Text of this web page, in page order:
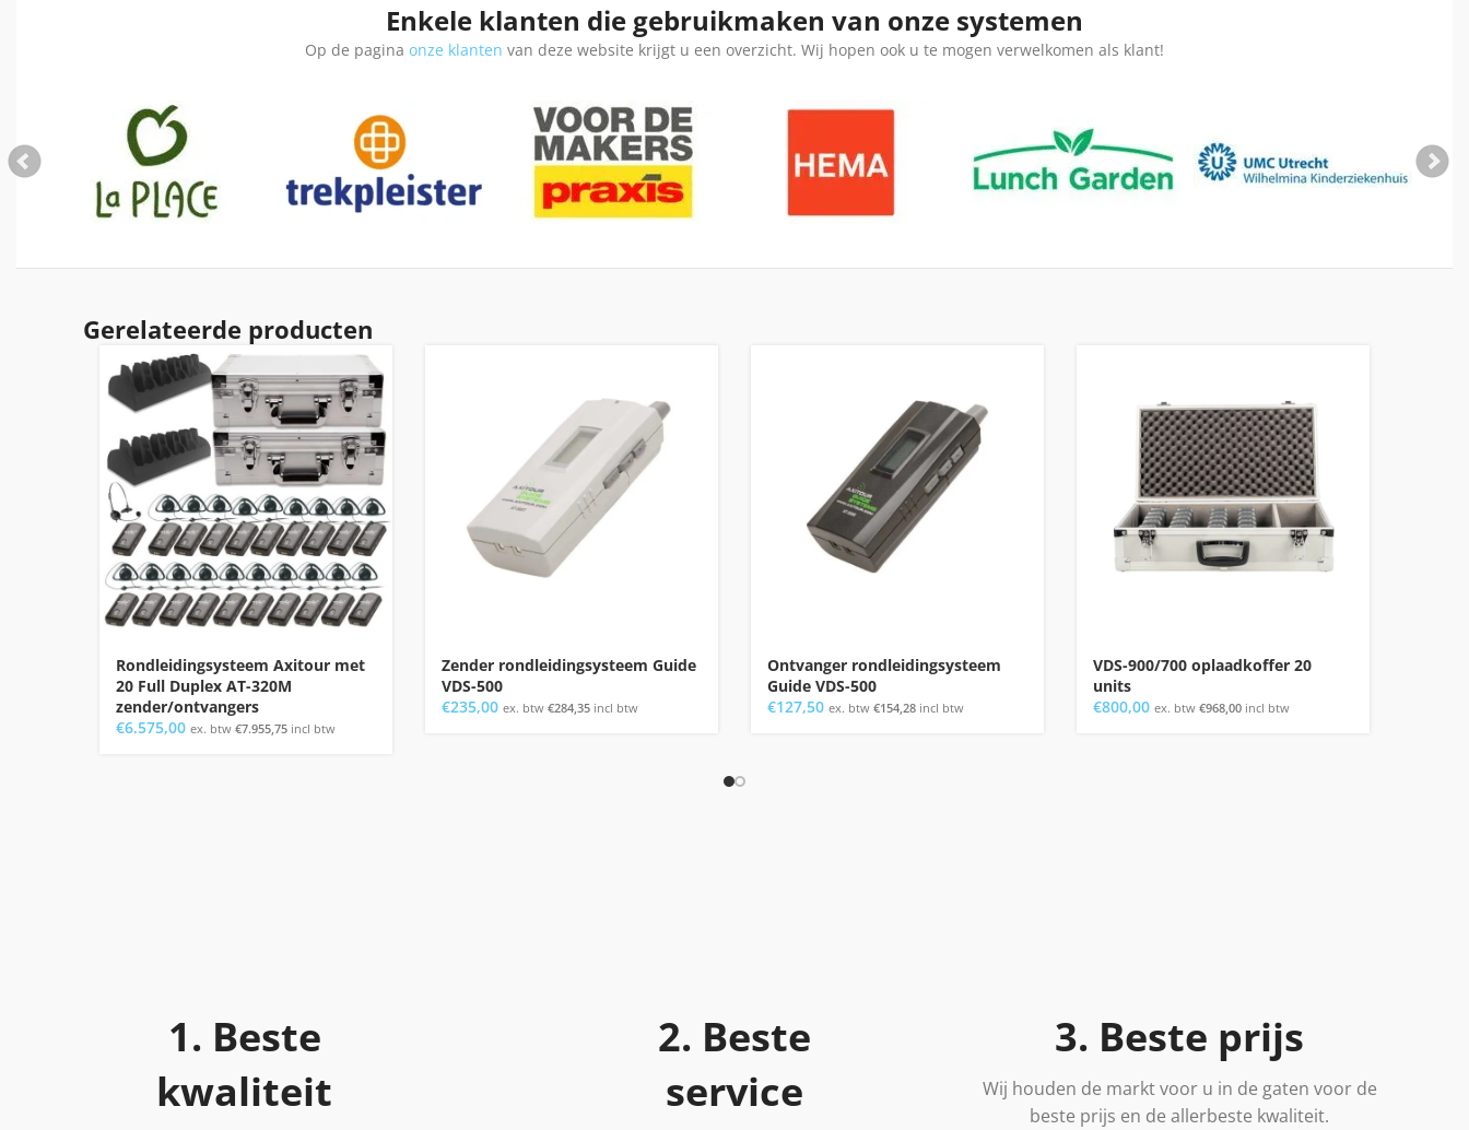
Enkele klanten die gebruikmaken van onze systemen
Op de pagina onze klanten van deze website krijgt u een overzicht. Wij hopen ook u te mogen verwelkomen als klant!
Gerelateerde producten
Rondleidingsysteem Axitour met
20 Full Duplex AT-320M
zender/ontvangers
€6.575,00 ex. btw €7.955,75 incl btw
Zender rondleidingsysteem Guide
VDS-500
€235,00 ex. btw €284,35 incl btw
Ontvanger rondleidingsysteem
Guide VDS-500
€127,50 ex. btw €154,28 incl btw
VDS-900/700 oplaadkoffer 20
units
€800,00 ex. btw €968,00 incl btw
1. Beste
kwaliteit
2. Beste
service
3. Beste prijs
Wij houden de markt voor u in de gaten voor de
beste prijs en de allerbeste kwaliteit.